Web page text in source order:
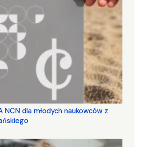
NCN dla młodych naukowców z